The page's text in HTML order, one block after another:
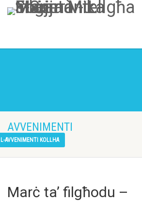
AVVENIMENTI
L-AVVENIMENTI KOLLHA
Marċ ta’ filgħodu –